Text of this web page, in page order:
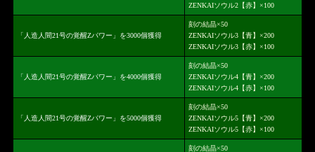
ZENKAIソウル2【赤】×100
「人造人間21号の覚醒Zパワー」を3000個獲得
刻の結晶×50
ZENKAIソウル3【青】×200
ZENKAIソウル3【赤】×100
「人造人間21号の覚醒Zパワー」を4000個獲得
刻の結晶×50
ZENKAIソウル4【青】×200
ZENKAIソウル4【赤】×100
「人造人間21号の覚醒Zパワー」を5000個獲得
刻の結晶×50
ZENKAIソウル5【青】×200
ZENKAIソウル5【赤】×100
刻の結晶×50